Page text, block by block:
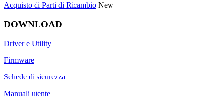
Acquisto di Parti di Ricambio New
DOWNLOAD
Driver e Utility
Firmware
Schede di sicurezza
Manuali utente